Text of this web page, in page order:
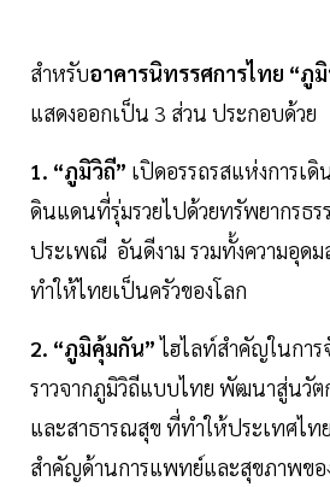
สำหรับอาคารนิทรรศการไทย “ภู
แสดงออกเป็น 3 ส่วน ประกอบด้วย
1. “ภูมิวิถี” เปิดอรรถรสแห่งการเ
ดินแดนที่รุ่มรวยไปด้วยทรัพยากรธ
ประเพณี อันดีงาม รวมทั้งความอุด
ทำให้ไทยเป็นครัวของโลก
2. “ภูมิคุ้มกัน”ไฮไลท์สำคัญในการ
ราวจากภูมิวิถีแบบไทย พัฒนาสู่นวัต
และสาธารณสุข ที่ทำให้ประเทศไท
สำคัญด้านการแพทย์และสุขภาพข